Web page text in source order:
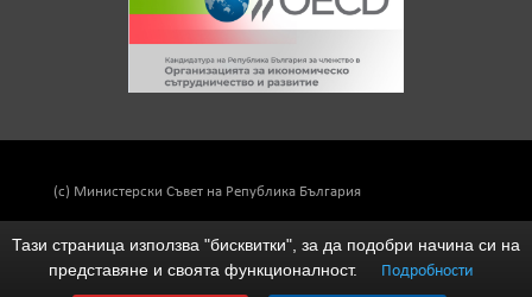
(c) Министерски Съвет на Република България
Тази страница използва "бисквитки", за да подобри начина си на
представяне и своята функционалност.
Подробности